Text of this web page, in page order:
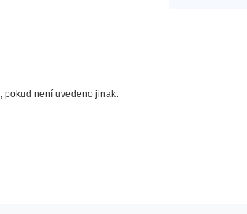
, pokud není uvedeno jinak.